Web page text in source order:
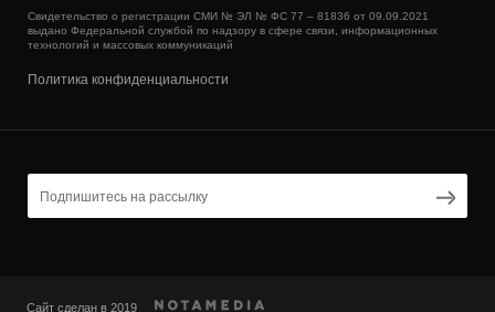
Свидетельство о регистрации СМИ № ЭЛ № ФС 77 – 81836 от 09.09.2021
выдано Федеральной службой по надзору в сфере связи, информационных
технологий и массовых коммуникаций
Политика конфиденциальности
Сайт сделан в 2019